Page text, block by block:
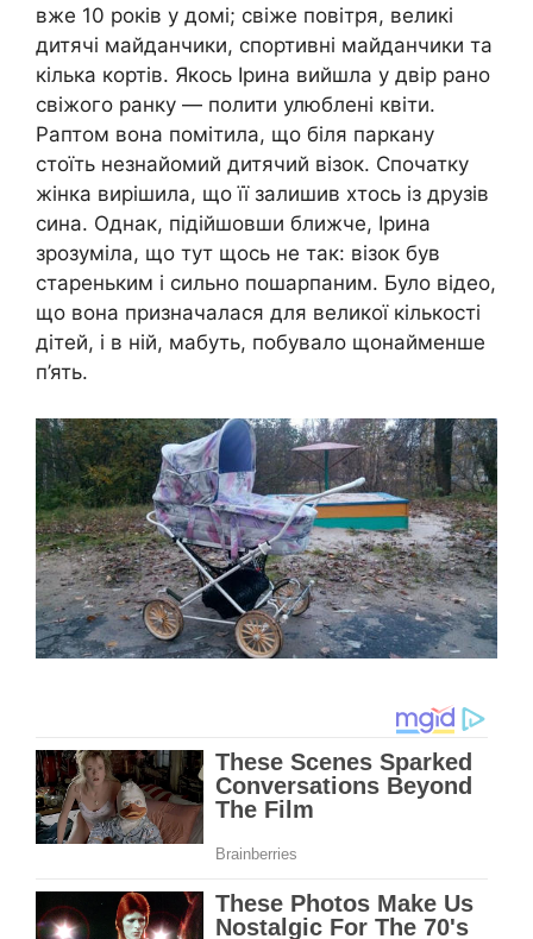
вже 10 років у домі; свіже повітря, великі
дитячі майданчики, спортивні майданчики та
кілька кортів. Якось Ірина вийшла у двір рано
свіжого ранку — полити улюблені квіти.
Раптом вона помітила, що біля паркану
стоїть незнайомий дитячий візок. Спочатку
жінка вирішила, що її залишив хтось із друзів
сина. Однак, підійшовши ближче, Ірина
зрозуміла, що тут щось не так: візок був
стареньким і сильно пошарпаним. Було відео,
що вона призначалася для великої кількості
дітей, і в ній, мабуть, побувало щонайменше
п’ять.